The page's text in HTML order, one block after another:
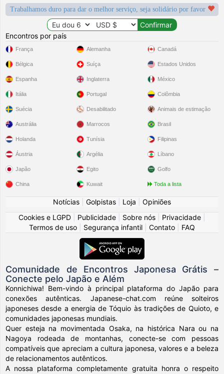
Trabalhamos duro para dar o melhor serviço, seja solidário por favor
Encontros por país
França
Bélgica
Espanha
Itália
Suécia
Alemanha
Suíça
Inglaterra
Portugal
Desabilitado
Canadá
Estados Unidos
México
Colômbia
Animais de estimação
Austrália
Holanda
Áustria
Japão
China
Marrocos
Tunísia
Argélia
Egito
Kuwait
Brasil
Filipinas
Líbano
Golfo
Toda a lista
Notícias Golpistas Loja
Opiniões
Cookies e LGPD
Publicidade Sobre nós Privacidade
Termos de uso
Segurança infantil Contato FAQ
Comunidade de Encontros Japonesa Grátis –
Conecte pelo Japão e Além
Konnichiwa! Bem-vindo à principal plataforma do Japão para
conexões autênticas. Japanese-chat.com reúne solteiros
japoneses desde a energia de Tóquio às tradições de Quioto, e
comunidades japonesas mundiais.
Quer esteja na movimentada Osaka, na histórica Nara ou na
Nagoya rodeada de montanhas, conecte-se com pessoas
compatíveis que apreciam a cultura japonesa, valores e a beleza
de relacionamentos autênticos.
A nossa plataforma completamente gratuita honra o respeito